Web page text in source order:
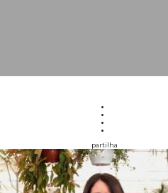
partilha